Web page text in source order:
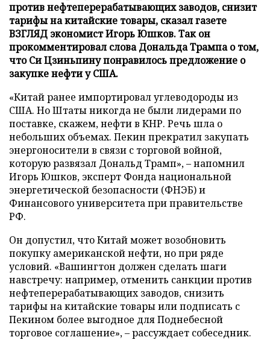
против нефтеперерабатывающих заводов, снизит
тарифы на китайские товары, сказал газете
ВЗГЛЯД экономист Игорь Юшков. Так он
прокомментировал слова Дональда Трампа о том,
что Си Цзиньпину понравилось предложение о
закупке нефти у США.
«Китай ранее импортировал углеводороды из
США. Но Штаты никогда не были лидерами по
поставке, скажем, нефти в КНР. Речь шла о
небольших объемах. Пекин прекратил закупать
энергоносители в связи с торговой войной,
которую развязал Дональд Трамп», – напомнил
Игорь Юшков, эксперт Фонда национальной
энергетической безопасности (ФНЭБ) и
Финансового университета при правительстве
РФ.
Он допустил, что Китай может возобновить
покупку американской нефти, но при ряде
условий. «Вашингтон должен сделать шаги
навстречу: например, отменить санкции против
нефтеперерабатывающих заводов, снизить
тарифы на китайские товары или подписать с
Пекином более выгодное для Поднебесной
торговое соглашение», – рассуждает собеседник.